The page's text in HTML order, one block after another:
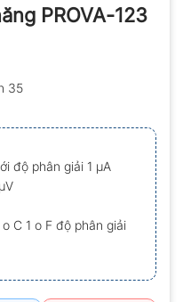
PROVA-123
35
độ phân giải 1 μA
C 1 o F độ phân giải